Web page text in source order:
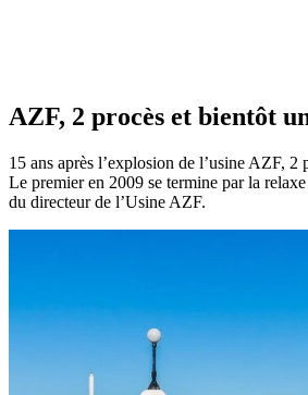
AZF, 2 procès et bientôt
15 ans après l’explosion de l’usine AZF, 2
Le premier en 2009 se termine par la
du directeur de l’Usine AZF.